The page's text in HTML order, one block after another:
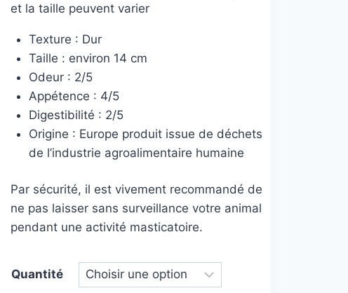
et la taille peuvent varier
Texture : Dur
Taille : environ 14 cm
Odeur : 2/5
Appétence : 4/5
Digestibilité : 2/5
Origine : Europe produit issue de déchets
de l’industrie agroalimentaire humaine
Par sécurité, il est vivement recommandé de
ne pas laisser sans surveillance votre animal
pendant une activité masticatoire.
Quantité